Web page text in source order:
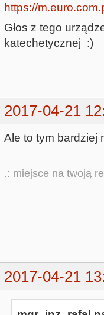
https://
Głos z tego
katechetycznej :)
2017-04-21
Ale to tym bardziej
.: miejsce na twoją
2017-04-21